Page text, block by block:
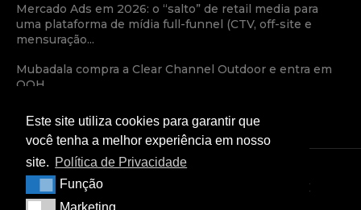
Mercado Ads em 2026: o “salto” de retail media para
uma plataforma de mídia full-funnel (CTV, off-site e
mensuração...
Mubadala compra a Clear Channel Outdoor e entra em
OOH
TERMOS E CONDIÇÕES
POLÍTICA DE PRIVACIDADE
Este site utiliza cookies para garantir que
você tenha a melhor experiência em nosso
site. Política de Privacidade
FunçãoFunção
Marketing